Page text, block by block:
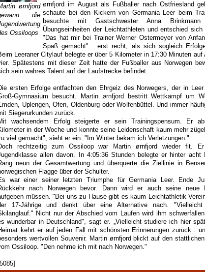
ørnfjord
die
Ossiloops
ørnfjord im August als Fußballer nach Ostfriesland
schaute bei den Kickern von Germania Leer beim
besuchte mit Gastschwester Anna
Übungseinheiten der Leichtathleten und entschied
"Das hat mir bei Trainer Werner Ostermeyer von
Spaß gemacht" : erst recht, als sich sogleich
Leeraner Citylauf belegte er über 5 Kilometer in 17:30 Minuten auf
Spätestens mit dieser Zeit hatte der Fußballer aus Norwegen
sein wahres Talent auf der Laufstrecke befindet.
ersten Erfolge entfachten den Ehrgeiz des Norwegers, der in
Gymnasium besucht. Martin ørnfjord bestritt Wettkampf um
Uplengen, Ofen, Oldenburg oder Wolfenbüttel. Und immer
Siegerurkunden zurück.
wachsendem Erfolg steigerte er sein Trainingspensum. Er
in der Woche und konnte seine Leidenschaft kaum mehr
viel gemacht", sieht er ein. "Im Winter bekam ich Verletzungen."
rechtzeitig zum Ossiloop war Martin ørnfjord wieder fit.
allen davon. In 4:05:36 Stunden belegte er hinter acht
neun der Gesamtwertung und überquerte die Ziellinie in
Flagge über der Schulter.
war einer seiner letzten Triumphe für Germania Leer. Ende
nach Norwegen bevor. Dann wird er auch seine neue
müssen. "Bei uns zu Hause gibt es kaum Leichtathletik-
17-Jährige und denkt über eine Alternative nach.
Nicht nur der Abschied vom Laufen wird ihm
wunderbar in Deutschland", sagt er. „Vielleicht studiere ich hier
kehrt er auf jeden Fall mit schönsten Erinnerungen zurück :
wertvollen Souvenir. Martin ørnfjord blickt auf den
Ossiloop. "Den nehme ich mit nach Norwegen."